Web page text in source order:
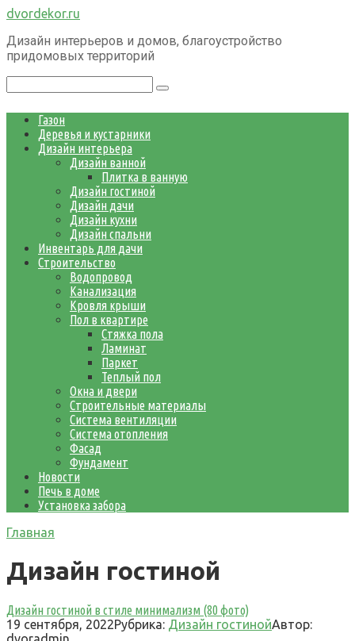
Перейти
контенту
dvordekor.ru
Дизайн интерьеров и домов, благоустройство
придомовых территорий
Газон
Деревья и кустарники
Дизайн интерьера
Дизайн ванной
Плитка в ванную
Дизайн гостиной
Дизайн дачи
Дизайн кухни
Дизайн спальни
Инвентарь для дачи
Строительство
Водопровод
Канализация
Кровля крыши
Пол в квартире
Стяжка пола
Ламинат
Паркет
Теплый пол
Окна и двери
Строительные материалы
Система вентиляции
Система отопления
Фасад
Фундамент
Новости
Печь в доме
Установка забора
Главная
Дизайн гостиной
Дизайн гостиной в стиле минимализм (80 фото)
19 сентября, 2022Рубрика: Дизайн гостинойАвтор: